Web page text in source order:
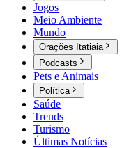
Jogos
Meio Ambiente
Mundo
Orações Itatiaia
Podcasts
Pets e Animais
Política
Saúde
Trends
Turismo
Últimas Notícias